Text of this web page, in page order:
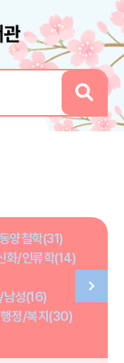
양철학(31)
화/인류학(14)
남성(16)
정/복지(30)